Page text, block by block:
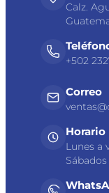
Calz.
+502
Correo
Horario
Lunes a